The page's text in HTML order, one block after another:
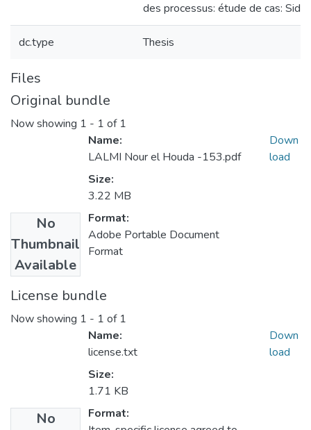
des processus: étude de cas:
dc.type Thesis
Files
Original bundle
Now showing 1 - 1 of 1
No
Thumbnail
Available
Name:
LALMI Nour el Houda -153.pdf
Size:
3.22 MB
Format:
Adobe Portable Document
Format
Down
load
License bundle
Now showing 1 - 1 of 1
No
Name:
license.txt
Size:
1.71 KB
Format:
Down
load